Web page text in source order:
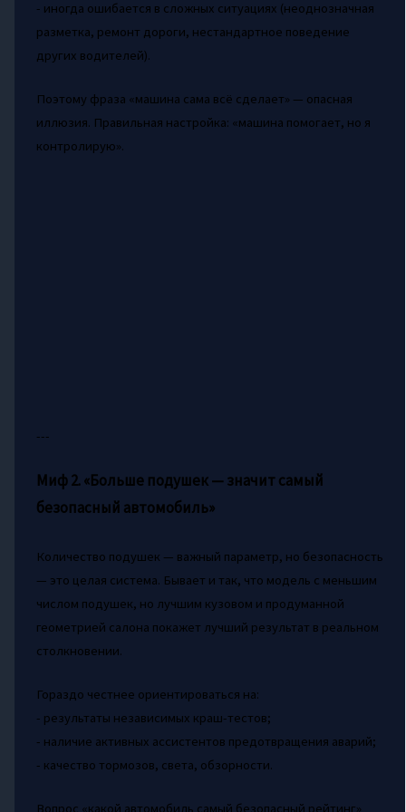
- иногда ошибается в сложных ситуациях (неоднозначная
разметка, ремонт дороги, нестандартное поведение
других водителей).
Поэтому фраза «машина сама всё сделает» — опасная
иллюзия. Правильная настройка: «машина помогает, но я
контролирую».
---
Миф 2. «Больше подушек — значит самый
безопасный автомобиль»
Количество подушек — важный параметр, но безопасность
— это целая система. Бывает и так, что модель с меньшим
числом подушек, но лучшим кузовом и продуманной
геометрией салона покажет лучший результат в реальном
столкновении.
Гораздо честнее ориентироваться на:
- результаты независимых краш-тестов;
- наличие активных ассистентов предотвращения аварий;
- качество тормозов, света, обзорности.
Вопрос «какой автомобиль самый безопасный рейтинг»